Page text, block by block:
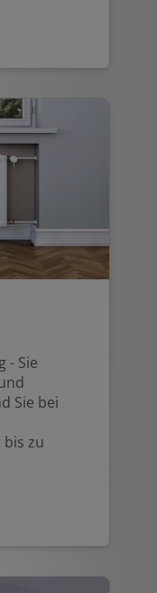
- Sie
Sie bei
zu